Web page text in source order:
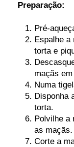
Preparação:
Pré-
Espalhe
torta e
maçãs
Numa
Disponha
torta.
Polvilhe a
as maçãs.
Corte a